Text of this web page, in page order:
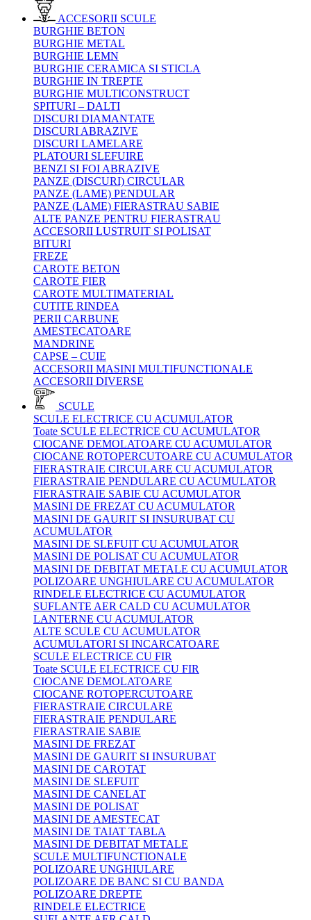
ACCESORII SCULE
BURGHIE BETON
BURGHIE METAL
BURGHIE LEMN
BURGHIE CERAMICA SI STICLA
BURGHIE IN TREPTE
BURGHIE MULTICONSTRUCT
SPITURI – DALTI
DISCURI DIAMANTATE
DISCURI ABRAZIVE
DISCURI LAMELARE
PLATOURI SLEFUIRE
BENZI SI FOI ABRAZIVE
PANZE (DISCURI) CIRCULAR
PANZE (LAME) PENDULAR
PANZE (LAME) FIERASTRAU SABIE
ALTE PANZE PENTRU FIERASTRAU
ACCESORII LUSTRUIT SI POLISAT
BITURI
FREZE
CAROTE BETON
CAROTE FIER
CAROTE MULTIMATERIAL
CUTITE RINDEA
PERII CARBUNE
AMESTECATOARE
MANDRINE
CAPSE – CUIE
ACCESORII MASINI MULTIFUNCTIONALE
ACCESORII DIVERSE
SCULE
SCULE ELECTRICE CU ACUMULATOR
Toate SCULE ELECTRICE CU ACUMULATOR
CIOCANE DEMOLATOARE CU ACUMULATOR
CIOCANE ROTOPERCUTOARE CU ACUMULATOR
FIERASTRAIE CIRCULARE CU ACUMULATOR
FIERASTRAIE PENDULARE CU ACUMULATOR
FIERASTRAIE SABIE CU ACUMULATOR
MASINI DE FREZAT CU ACUMULATOR
MASINI DE GAURIT SI INSURUBAT CU
ACUMULATOR
MASINI DE SLEFUIT CU ACUMULATOR
MASINI DE POLISAT CU ACUMULATOR
MASINI DE DEBITAT METALE CU ACUMULATOR
POLIZOARE UNGHIULARE CU ACUMULATOR
RINDELE ELECTRICE CU ACUMULATOR
SUFLANTE AER CALD CU ACUMULATOR
LANTERNE CU ACUMULATOR
ALTE SCULE CU ACUMULATOR
ACUMULATORI SI INCARCATOARE
SCULE ELECTRICE CU FIR
Toate SCULE ELECTRICE CU FIR
CIOCANE DEMOLATOARE
CIOCANE ROTOPERCUTOARE
FIERASTRAIE CIRCULARE
FIERASTRAIE PENDULARE
FIERASTRAIE SABIE
MASINI DE FREZAT
MASINI DE GAURIT SI INSURUBAT
MASINI DE CAROTAT
MASINI DE SLEFUIT
MASINI DE CANELAT
MASINI DE POLISAT
MASINI DE AMESTECAT
MASINI DE TAIAT TABLA
MASINI DE DEBITAT METALE
SCULE MULTIFUNCTIONALE
POLIZOARE UNGHIULARE
POLIZOARE DE BANC SI CU BANDA
POLIZOARE DREPTE
RINDELE ELECTRICE